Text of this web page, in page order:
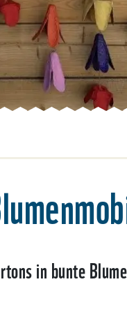
in bunte